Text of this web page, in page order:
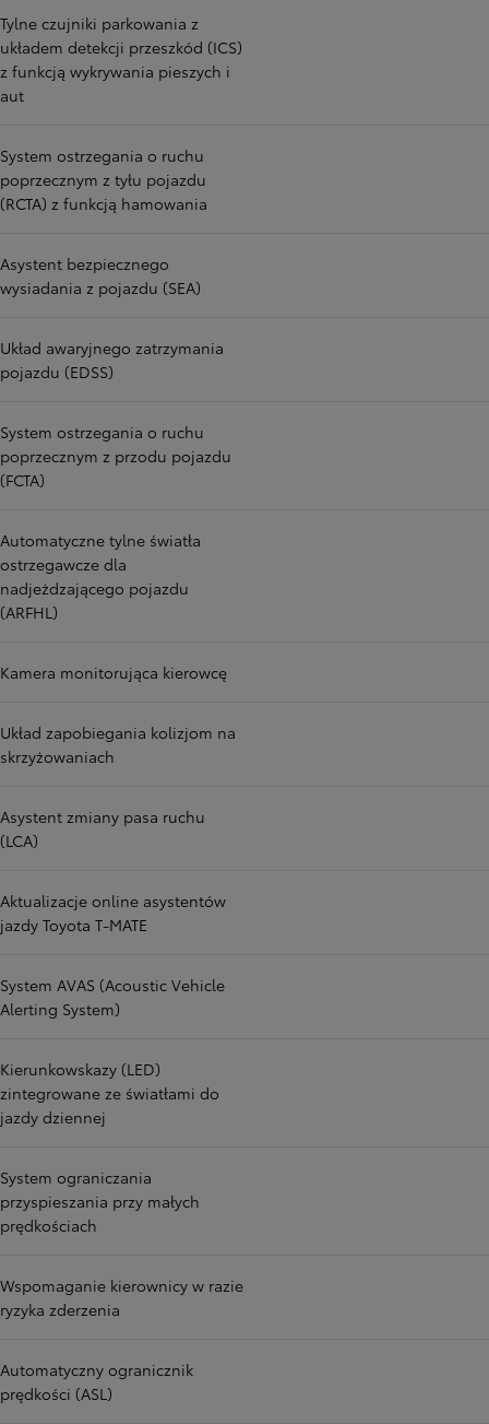
Tylne czujniki parkowania z
układem detekcji przeszkód (ICS)
z funkcją wykrywania pieszych i
aut
System ostrzegania o ruchu
poprzecznym z tyłu pojazdu
(RCTA) z funkcją hamowania
Asystent bezpiecznego
wysiadania z pojazdu (SEA)
Układ awaryjnego zatrzymania
pojazdu (EDSS)
System ostrzegania o ruchu
poprzecznym z przodu pojazdu
(FCTA)
Automatyczne tylne światła
ostrzegawcze dla
nadjeżdzającego pojazdu
(ARFHL)
Kamera monitorująca kierowcę
Układ zapobiegania kolizjom na
skrzyżowaniach
Asystent zmiany pasa ruchu
(LCA)
Aktualizacje online asystentów
jazdy Toyota T-MATE
System AVAS (Acoustic Vehicle
Alerting System)
Kierunkowskazy (LED)
zintegrowane ze światłami do
jazdy dziennej
System ograniczania
przyspieszania przy małych
prędkościach
Wspomaganie kierownicy w razie
ryzyka zderzenia
Automatyczny ogranicznik
prędkości (ASL)